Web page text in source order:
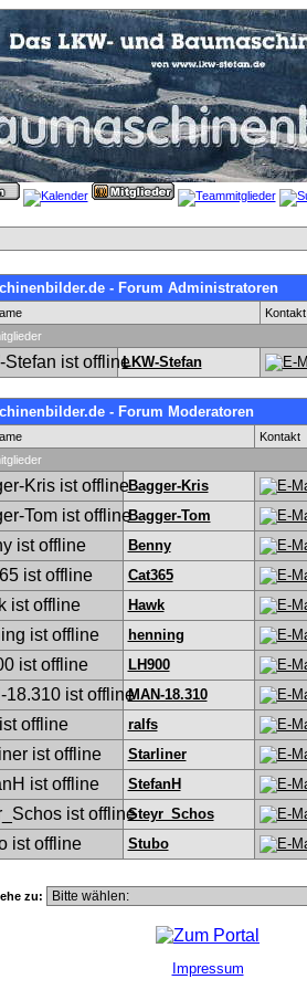
- Forum Administratoren
Kontakt
LKW-Stefan
- Forum Moderatoren
Kontakt
Bagger-Kris
Bagger-Tom
Benny
Cat365
Hawk
henning
LH900
MAN-18.310
ralfs
Starliner
StefanH
Steyr_Schos
Stubo
zu:
Impressum